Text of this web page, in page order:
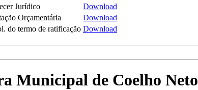
Jurídico
Download
Orçamentária
Download
do termo de ratificação Download
Municipal de Coelho Neto